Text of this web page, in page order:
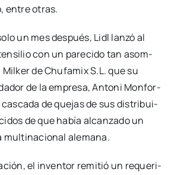
entre otras.
un mes des­pués, Lidl lan­zó al
con un pare­ci­do tan asom­
Mil­ker de Chu­fa­mix S.L. que su
de la empre­sa, Anto­ni Mon­for­
de que­jas de sus dis­tri­bui­
de que había alcan­za­do un
mul­ti­na­cio­nal ale­ma­na.
el inven­tor remi­tió un reque­ri­